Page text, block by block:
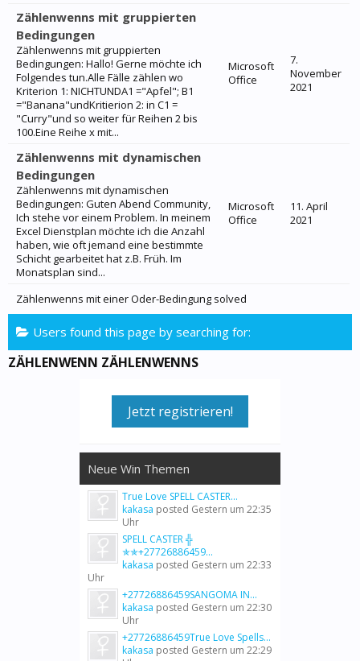
Zählenwenns mit gruppierten
Bedingungen
Zählenwenns mit gruppierten
Bedingungen: Hallo! Gerne möchte ich
Folgendes tun.Alle Fälle zählen wo
Kriterion 1: NICHTUNDA1 ="Apfel"; B1
="Banana"undKritierion 2: in C1 =
"Curry"und so weiter für Reihen 2 bis
100.Eine Reihe x mit...
Microsoft
Office
7.
November
2021
Zählenwenns mit dynamischen
Bedingungen
Zählenwenns mit dynamischen
Bedingungen: Guten Abend Community,
Ich stehe vor einem Problem. In meinem
Excel Dienstplan möchte ich die Anzahl
haben, wie oft jemand eine bestimmte
Schicht gearbeitet hat z.B. Früh. Im
Monatsplan sind...
Microsoft
Office
11. April
2021
Zählenwenns mit einer Oder-Bedingung solved
Users found this page by searching for:
ZÄHLENWENN ZÄHLENWENNS
Jetzt registrieren!
Neue Win Themen
True Love SPELL CASTER...
kakasa posted Gestern um 22:35
Uhr
SPELL CASTER ╬
✯✯+27726886459...
kakasa posted Gestern um 22:33
Uhr
+27726886459SANGOMA IN...
kakasa posted Gestern um 22:30
Uhr
+27726886459True Love Spells...
kakasa posted Gestern um 22:29